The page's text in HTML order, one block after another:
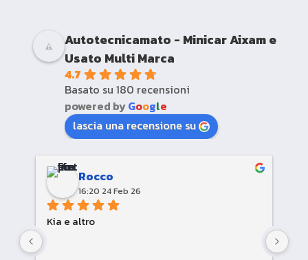
Autotecnicamato - Minicar Aixam e
Usato Multi Marca
4.7
Basato su 180 recensioni
powered byGoogle
lascia una recensione su
Rocco
16:20 24 Feb 26
Kia e altro